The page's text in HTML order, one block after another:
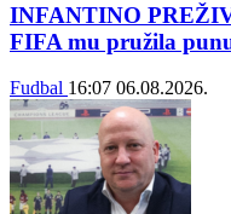
INFANTINO
FIFA mu pružila
Fudbal 16:07 06.08.2026.